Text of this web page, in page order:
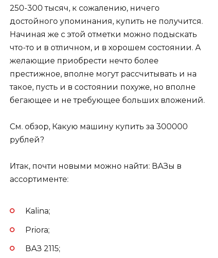
250-300 тысяч, к сожалению, ничего
достойного упоминания, купить не получится.
Начиная же с этой отметки можно подыскать
что-то и в отличном, и в хорошем состоянии. А
желающие приобрести нечто более
престижное, вполне могут рассчитывать и на
такое, пусть и в состоянии похуже, но вполне
бегающее и не требующее больших вложений.
См. обзор, Какую машину купить за 300000
рублей?
Итак, почти новыми можно найти: ВАЗы в
ассортименте:
Kalina;
Priora;
ВАЗ 2115;